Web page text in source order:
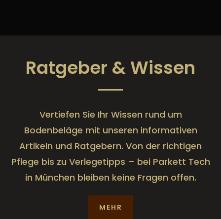
Ratgeber &Wissen
Vertiefen Sie Ihr Wissen rund um
Bodenbeläge mit unseren informativen
Artikeln und Ratgebern. Von der richtigen
Pflege bis zu Verlegetipps – bei Parkett Tech
in München bleiben keine Fragen offen.
MEHR